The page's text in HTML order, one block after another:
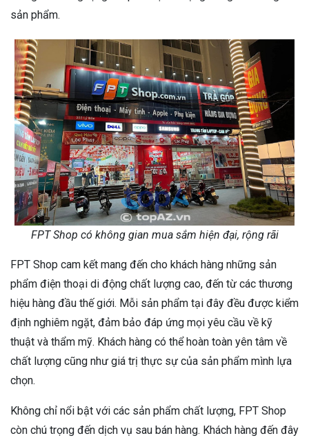
sản phẩm.
FPT Shop có không gian mua sắm hiện đại, rộng rãi
FPT Shop cam kết mang đến cho khách hàng những sản
phẩm điện thoại di động chất lượng cao, đến từ các thương
hiệu hàng đầu thế giới. Mỗi sản phẩm tại đây đều được kiểm
định nghiêm ngặt, đảm bảo đáp ứng mọi yêu cầu về kỹ
thuật và thẩm mỹ. Khách hàng có thể hoàn toàn yên tâm về
chất lượng cũng như giá trị thực sự của sản phẩm mình lựa
chọn.
Không chỉ nổi bật với các sản phẩm chất lượng, FPT Shop
còn chú trọng đến dịch vụ sau bán hàng. Khách hàng đến đây